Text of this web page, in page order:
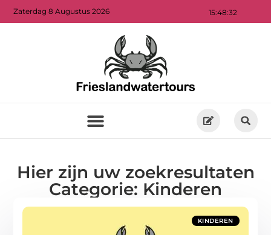
15:48:33
Zaterdag 8 Augustus 2026
Hier zijn uw zoekresultaten
Categorie: Kinderen
KINDEREN